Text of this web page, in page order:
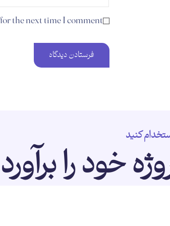
the next time I comment.
کنید
خود را